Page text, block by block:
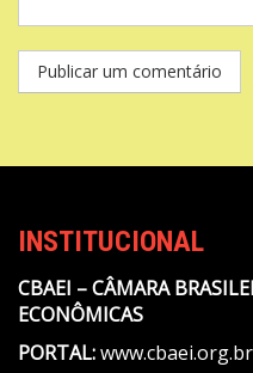
INSTITUCIONAL
CBAEI – CÂMARA
ECONÔMICAS
PORTAL:www.cbaei.org.br